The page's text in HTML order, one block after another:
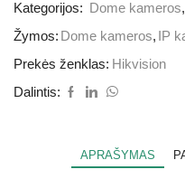
Kategorijos: Dome kameros,
Žymos: Dome kameros, IP
Prekės ženklas: Hikvision
Dalintis:
APRAŠYMAS